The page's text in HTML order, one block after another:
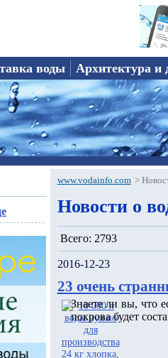
воды Архитектура и
www.vodainfo.com >
Новости о
Всего: 2793
2016-12-23
23 очень
Знаете ли вы, что
покрова будет